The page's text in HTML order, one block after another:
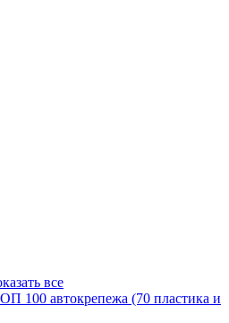
все
100 автокрепежа (70 пластика и